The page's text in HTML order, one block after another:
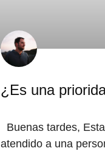
¿Es una
Buenas tardes,
atendido a una